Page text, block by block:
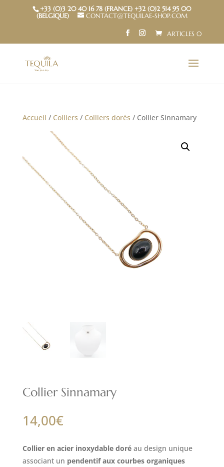
+33 (0)3 20 40 16 78 (FRANCE) +32 (0)2 514 95 00
(BELGIQUE)
CONTACT@TEQUILAE-SHOP.COM
ARTICLES 0
Accueil / Colliers / Colliers dorés / Collier Sinnamary
Collier Sinnamary
14,00€
Collier en acier inoxydable doréau design unique
associant un pendentif aux courbes organiques